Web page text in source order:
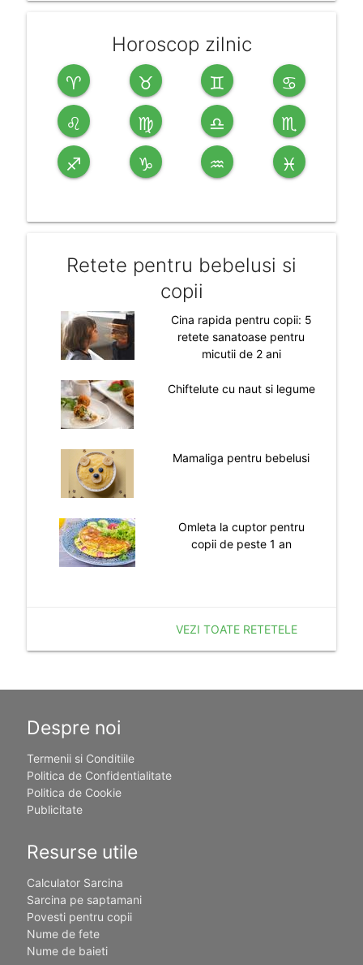
Horoscop zilnic
♈ ♉ ♊ ♋
♌ ♍ ♎ ♏
♐ ♑ ♒ ♓
Retete pentru bebelusi si
copii
Cina rapida pentru copii: 5
retete sanatoase pentru
micutii de 2 ani
Chiftelute cu naut si legume
Mamaliga pentru bebelusi
Omleta la cuptor pentru
copii de peste 1 an
VEZI TOATE RETETELE
Despre noi
Termenii si Conditiile
Politica de Confidentialitate
Politica de Cookie
Publicitate
Resurse utile
Calculator Sarcina
Sarcina pe saptamani
Povesti pentru copii
Nume de fete
Nume de baieti